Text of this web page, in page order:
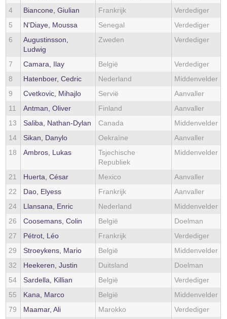
4
Biancone, Giulian Frankrijk
Verdediger
5
N'Diaye, Moussa Senegal
Verdediger
6
Augustinsson,
Ludwig
Zweden Verdediger
7 Camara, Ilay België
Verdediger
8
Hatenboer, Cedric Nederland
Middenvelder
9
Cvetkovic, Mihajlo Servië
Aanvaller
11
Antman, Oliver Finland
Aanvaller
13
Saliba, Nathan-Dylan Canada
Middenvelder
14
Sikan, Danylo Oekraïne
Aanvaller
18
Ambros, Lukas
Tsjechische
Republiek
Middenvelder
21 Huerta, César Mexico
Aanvaller
22
Dao, Elyess Frankrijk
Aanvaller
24
Llansana, Enric Nederland
Middenvelder
26
Coosemans, Colin België
Doelman
27
Pétrot, Léo Frankrijk
Verdediger
29
Stroeykens, Mario België
Middenvelder
32
Heekeren, Justin Duitsland
Doelman
54
Sardella, Killian België
Verdediger
55
Kana, Marco België
Middenvelder
79
Maamar, Ali Marokko
Verdediger